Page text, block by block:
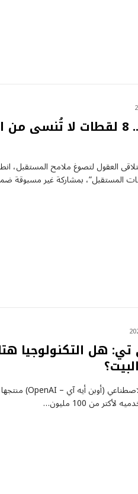
من قلب دبي.. 8 لقطات لا
المستقبل”، بمشاركة غير مسبوقة ضمت
هل التكنولوجيا
من 100 مليون…